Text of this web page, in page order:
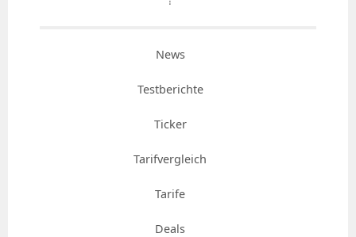
News
Testberichte
Ticker
Tarifvergleich
Tarife
Deals